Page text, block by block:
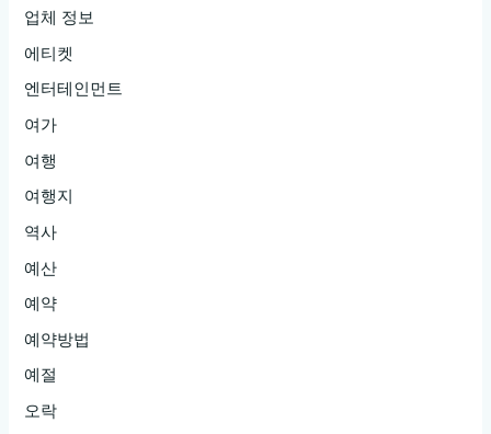
업체 정보
에티켓
엔터테인먼트
여가
여행
여행지
역사
예산
예약
예약방법
예절
오락